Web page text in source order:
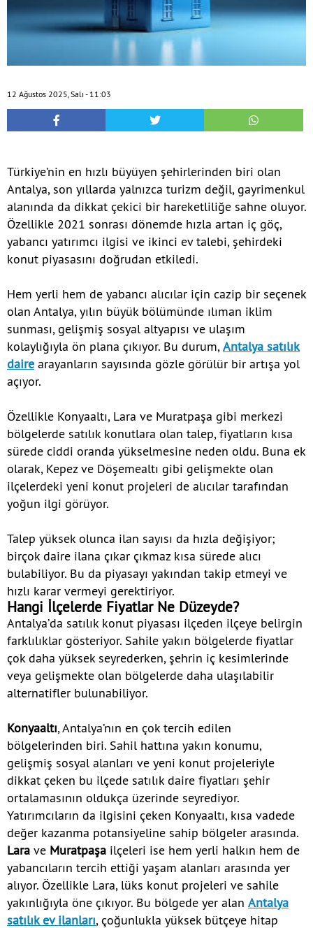
12 Ağustos 2025, Salı - 11:03
Türkiye’nin en hızlı büyüyen şehirlerinden biri olan
Antalya, son yıllarda yalnızca turizm değil, gayrimenkul
alanında da dikkat çekici bir hareketliliğe sahne oluyor.
Özellikle 2021 sonrası dönemde hızla artan iç göç,
yabancı yatırımcı ilgisi ve ikinci ev talebi, şehirdeki
konut piyasasını doğrudan etkiledi.
Hem yerli hem de yabancı alıcılar için cazip bir seçenek
olan Antalya, yılın büyük bölümünde ılıman iklim
sunması, gelişmiş sosyal altyapısı ve ulaşım
kolaylığıyla ön plana çıkıyor. Bu durum,Antalya satılık
daire arayanların sayısında gözle görülür bir artışa yol
açıyor.
Özellikle Konyaaltı, Lara ve Muratpaşa gibi merkezi
bölgelerde satılık konutlara olan talep, fiyatların kısa
sürede ciddi oranda yükselmesine neden oldu. Buna ek
olarak, Kepez ve Döşemealtı gibi gelişmekte olan
ilçelerdeki yeni konut projeleri de alıcılar tarafından
yoğun ilgi görüyor.
Talep yüksek olunca ilan sayısı da hızla değişiyor;
birçok daire ilana çıkar çıkmaz kısa sürede alıcı
bulabiliyor. Bu da piyasayı yakından takip etmeyi ve
hızlı karar vermeyi gerektiriyor.
Hangi İlçelerde Fiyatlar Ne Düzeyde?
Antalya’da satılık konut piyasası ilçeden ilçeye belirgin
farklılıklar gösteriyor. Sahile yakın bölgelerde fiyatlar
çok daha yüksek seyrederken, şehrin iç kesimlerinde
veya gelişmekte olan bölgelerde daha ulaşılabilir
alternatifler bulunabiliyor.
Konyaaltı, Antalya’nın en çok tercih edilen
bölgelerinden biri. Sahil hattına yakın konumu,
gelişmiş sosyal alanları ve yeni konut projeleriyle
dikkat çeken bu ilçede satılık daire fiyatları şehir
ortalamasının oldukça üzerinde seyrediyor.
Yatırımcıların da ilgisini çeken Konyaaltı, kısa vadede
değer kazanma potansiyeline sahip bölgeler arasında.
Lara ve Muratpaşa ilçeleri ise hem yerli halkın hem de
yabancıların tercih ettiği yaşam alanları arasında yer
alıyor. Özellikle Lara, lüks konut projeleri ve sahile
yakınlığıyla öne çıkıyor. Bu bölgede yer alan Antalya
satılık ev ilanları, çoğunlukla yüksek bütçeye hitap